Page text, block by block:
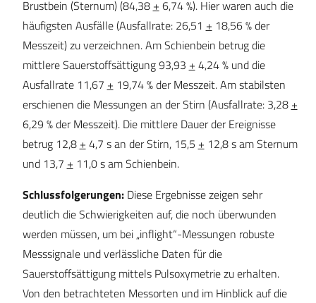
Brustbein (Sternum) (84,38 + 6,74 %). Hier waren auch die
häufigsten Ausfälle (Ausfallrate: 26,51 + 18,56 % der
Messzeit) zu verzeichnen. Am Schienbein betrug die
mittlere Sauerstoffsättigung 93,93 + 4,24 % und die
Ausfallrate 11,67 + 19,74 % der Messzeit. Am stabilsten
erschienen die Messungen an der Stirn (Ausfallrate: 3,28 +
6,29 % der Messzeit). Die mittlere Dauer der Ereignisse
betrug 12,8 + 4,7 s an der Stirn, 15,5 + 12,8 s am Sternum
und 13,7 + 11,0 s am Schienbein.
Schlussfolgerungen:Diese Ergebnisse zeigen sehr
deutlich die Schwierigkeiten auf, die noch überwunden
werden müssen, um bei „inflight“-Messungen robuste
Messsignale und verlässliche Daten für die
Sauerstoffsättigung mittels Pulsoxymetrie zu erhalten.
Von den betrachteten Messorten und im Hinblick auf die